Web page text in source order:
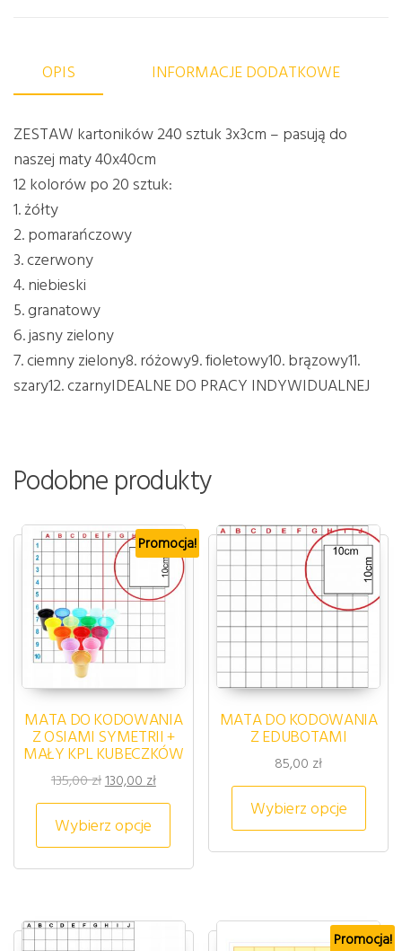
OPIS INFORMACJE DODATKOWE
ZESTAW kartoników 240 sztuk 3x3cm – pasują do
naszej maty 40x40cm
12 kolorów po 20 sztuk:
1. żółty
2. pomarańczowy
3. czerwony
4. niebieski
5. granatowy
6. jasny zielony
7. ciemny zielony8. różowy9. fioletowy10. brązowy11.
szary12. czarnyIDEALNE DO PRACY INDYWIDUALNEJ
Podobne produkty
Promocja!
MATA DO KODOWANIA
Z OSIAMI SYMETRII +
MAŁY KPL KUBECZKÓW
135,00złPierwotna cena wynosiła: 135,00 zł.
130,00 złAktualna cena wynosi: 130,00 zł.
Wybierz opcje
Ten produkt ma wiele
MATA DO KODOWANIA
Z EDUBOTAMI
85,00 zł
Wybierz opcje
Ten
Promocja!